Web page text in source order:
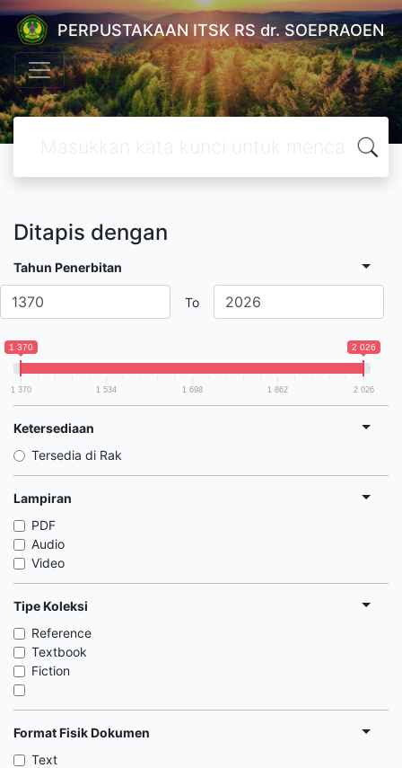
PERPUSTAKAAN ITSK RS dr. SOEPRAOEN
Ditapis dengan
Tahun Penerbitan
To
1 370 2 026
1 370 1 534 1 698 1 862 2 026
Ketersediaan
Tersedia di Rak
Lampiran
PDF
Audio
Video
Tipe Koleksi
Reference
Textbook
Fiction
Format Fisik Dokumen
Text